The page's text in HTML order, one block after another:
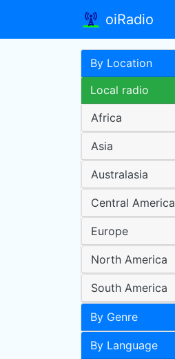
oiRadio
By Location
Local radio
Africa
Asia
Australasia
Central America
Europe
North America
South America
By Genre
By Language